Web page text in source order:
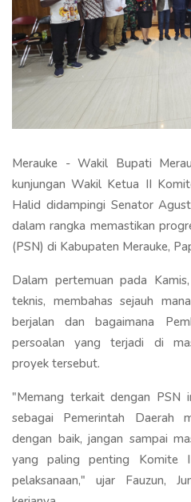
Merauke - Wakil Bupati
kunjungan Wakil Ketua II
Halid didampingi Senator
dalam rangka memastikan
(PSN) di Kabupaten Merauke,
Dalam pertemuan pada
teknis, membahas sejauh
berjalan dan bagaimana
persoalan yang terjadi di
proyek tersebut.
"Memang terkait dengan PSN
sebagai Pemerintah Daerah
dengan baik, jangan sampai
yang paling penting Komite
pelaksanaan," ujar Fauzun,